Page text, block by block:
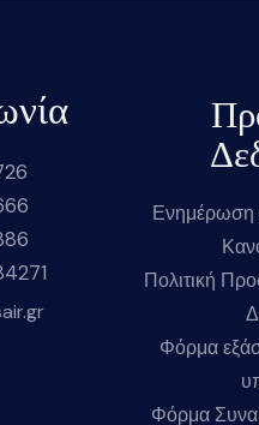
Ενημέρωση
Πολιτική
Φόρμα
Φόρμα